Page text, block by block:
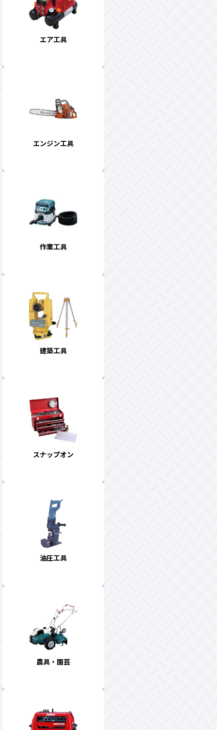
エア工具
エンジン工具
作業工具
建築工具
スナップオン
油圧工具
農具・園芸